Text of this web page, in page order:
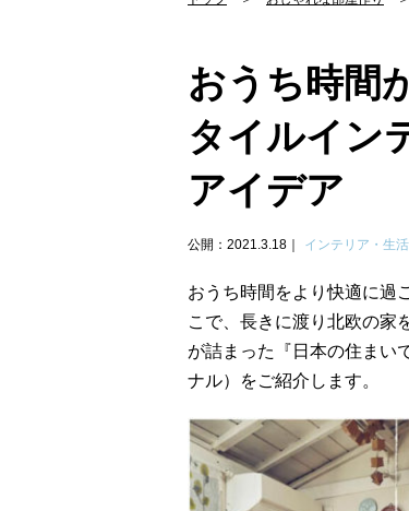
おうち時間
タイルイン
アイデア
公開：2021.3.18 インテリア・生
おうち時間をより快適に過
こで、長きに渡り北欧の家
が詰まった『日本の住まい
ナル）をご紹介します。